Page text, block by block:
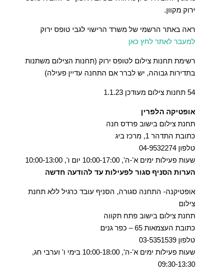
ירוק מקוון.
ראה באתר הרשמי של משרד הרישוי לגבי טופס ירוק
למעבר לאתר לחץ כאן
רשימת תחנות צילום לטופס ירוק (תחנות הצילום משתנות
בתדירות גבוהה, יש לברר אם התחנה עדיין פעילה)
54 תחנות צילום מעודכן 1.1.23
אופטיקה הלפרין
תחנת צילום בישוב פרדס חנה
כתובת התדהר 1, מרכז ביג
טלפון 04-9532274
שעות פעילות ימים א'-ה', 10:00-17:00 יום ו', 10:00-13:00
הערות הסניף סגור לפעילות עד להודעה חדשה
אופטיקנה- התחנה סגורה, הסניף עובד כרגיל ללא תחנת
צילום
תחנת צילום בישוב פתח תקווה
כתובת העצמאות 65 – כפר גנים
טלפון 03-5351539
שעות פעילות ימים א'-ה', 10:00-18:00 בימי ו' וערבי חג,
09:30-13:30